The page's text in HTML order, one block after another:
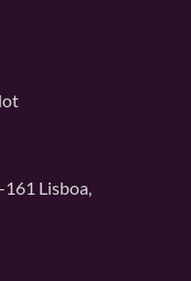
Lisboa,